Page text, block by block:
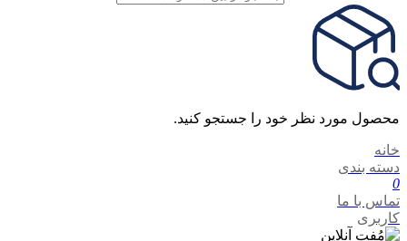
محصول مورد نظر خود را جستجو کنید.
خانه
دسته بندی
0
تماس با ما
کاربری